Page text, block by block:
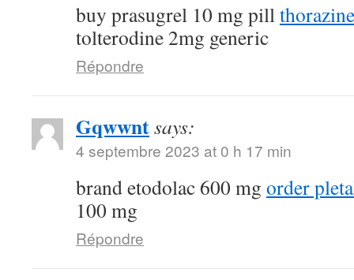
buy prasugrel 10 mg pill
tolterodine 2mg generic
Répondre
Gqwwntsays:
4 septembre 2023 at 0 h 17 min
brand etodolac 600 mg order
100 mg
Répondre